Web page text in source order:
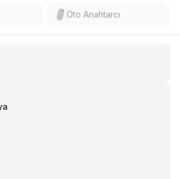
Oto Anahtarcı